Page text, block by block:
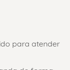
para atender